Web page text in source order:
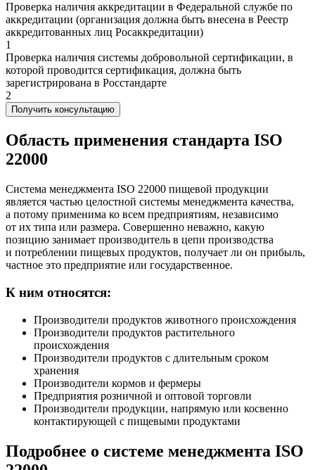
Проверка наличия аккредитации в Федеральной службе по
аккредитации (организация должна быть внесена в Реестр
аккредитованных лиц Росаккредитации)
1
Проверка наличия системы добровольной сертификации, в
которой проводится сертификация, должна быть
зарегистрирована в Росстандарте
2
Получить консультацию
Область применения стандарта ISO
22000
Система менеджмента ISO 22000 пищевой продукции
является частью целостной системы менеджмента качества,
а потому применима ко всем предприятиям, независимо
от их типа или размера. Совершенно неважно, какую
позицию занимает производитель в цепи производства
и потреблении пищевых продуктов, получает ли он прибыль,
частное это предприятие или государственное.
К ним относятся:
Производители продуктов животного происхождения
Производители продуктов растительного
происхождения
Производители продуктов с длительным сроком
хранения
Производители кормов и фермеры
Предприятия розничной и оптовой торговли
Производители продукции, напрямую или косвенно
контактирующей с пищевыми продуктами
Подробнее о системе менеджмента ISO